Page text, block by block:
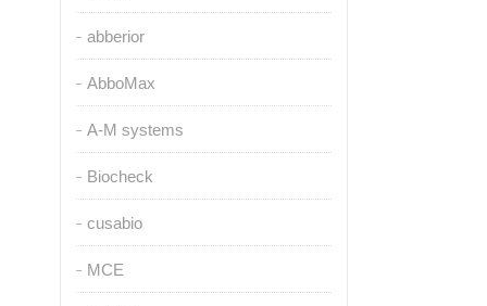
abberior
AbboMax
A-M systems
Biocheck
cusabio
MCE